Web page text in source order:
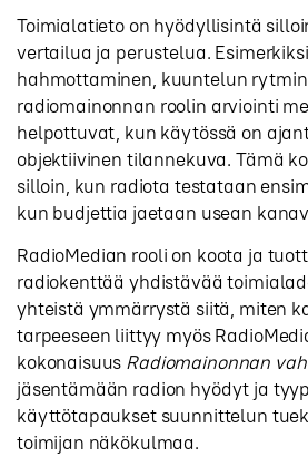
Toimialatieto on hyödyllisintä
vertailua ja perustelua.
hahmottaminen, kuuntelun
radiomainonnan roolin arviointi
helpottuvat, kun käytössä on
objektiivinen tilannekuva. Tämä
silloin, kun radiota testataan
kun budjettia jaetaan usean
RadioMedian rooli on koota ja
radiokenttää yhdistävää
yhteistä ymmärrystä siitä, miten
tarpeeseen liittyy myös
kokonaisuus Radiomainonnan
jäsentämään radion hyödyt ja
käyttötapaukset suunnittelun
toimijan näkökulmaa.